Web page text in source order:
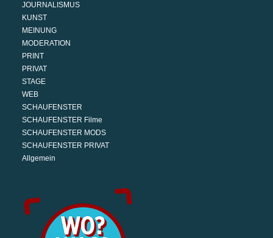
JOURNALISMUS
KUNST
MEINUNG
MODERATION
PRINT
PRIVAT
STAGE
WEB
SCHAUFENSTER
SCHAUFENSTER Filme
SCHAUFENSTER MODS
SCHAUFENSTER PRIVAT
Allgemein